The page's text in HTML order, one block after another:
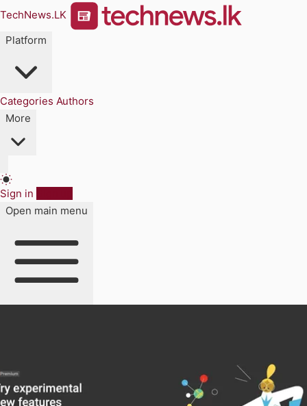
TechNews.LK
Platform
Categories Authors
More
Sign in
Open main menu